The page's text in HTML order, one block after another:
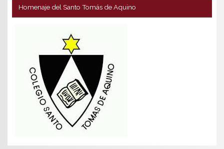
Homenaje del Santo Tomás de Aquino